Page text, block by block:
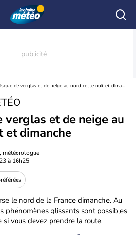
Petit risque de verglas et de neige au nord cette nuit et dimanche
verglas et de neige au
et dimanche
, météorologue
à 16h25
le nord de la France dimanche. Au
phénomènes glissants sont possibles
vous devez prendre la route.